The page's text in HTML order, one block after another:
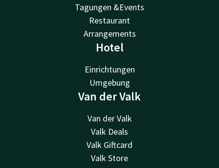
Tagungen &Events
Restaurant
Arrangements
Hotel
Einrichtungen
Umgebung
Van der Valk
Van der Valk
Valk Deals
Valk Giftcard
Valk Store